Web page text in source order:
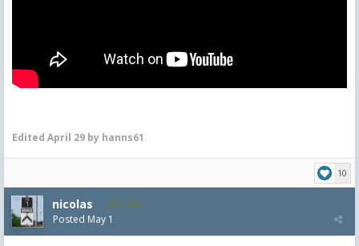
Edited April 29 by hanns61
10
nicolas 1,220
Posted May 1